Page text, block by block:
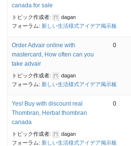
canada for sale
トピック作成者:
dagan
フォーラム: 新しい生活様式アイデア掲示板
Order Advair online with
mastercard, How often can you
take advair
トピック作成者:
dagan
フォーラム: 新しい生活様式アイデア掲示板
0
Yes! Buy with discount real
Thombran, Herbal thombran
canada
トピック作成者:
dagan
フォーラム: 新しい生活様式アイデア掲示板
0